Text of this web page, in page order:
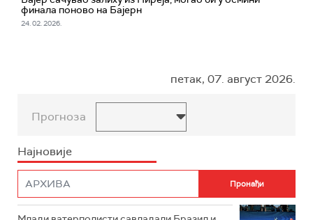
финала поново на Бајерн
24. 02. 2026.
петак, 07. август 2026.
Прогноза
Најновије